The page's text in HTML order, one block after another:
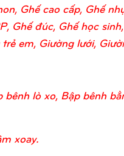
Ghế cao cấp, Ghế
Ghế đúc, Ghế học
em, Giường lưới,
lò xo, Bập bênh
xoay.